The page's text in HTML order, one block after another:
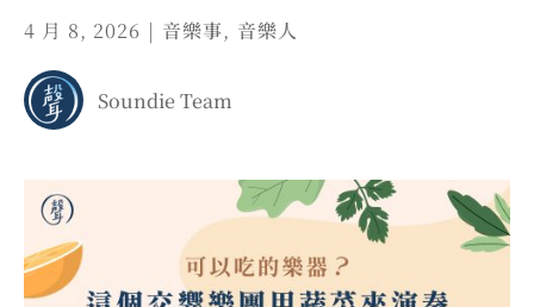
4 月 8, 2026 | 音樂事, 音樂人
Soundie Team